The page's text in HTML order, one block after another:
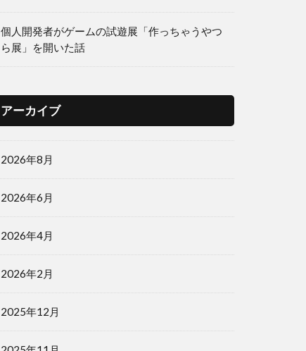
個人開発者がゲームの試遊展「作っちゃうやつ
ら展」を開いた話
アーカイブ
2026年8月
2026年6月
2026年4月
2026年2月
2025年12月